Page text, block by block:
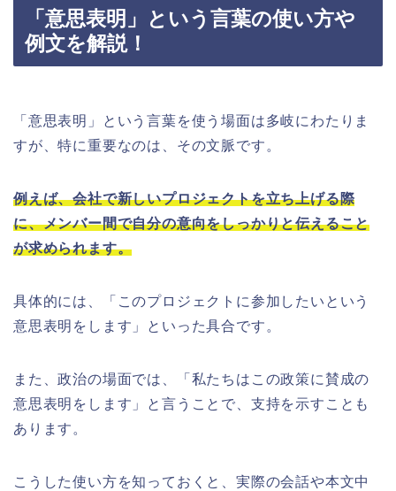
「意思表明」という言葉の使い方や
例文を解説！
「意思表明」という言葉を使う場面は多岐にわたりま
すが、特に重要なのは、その文脈です。
例えば、会社で新しいプロジェクトを立ち上げる際
に、メンバー間で自分の意向をしっかりと伝えること
が求められます。
具体的には、「このプロジェクトに参加したいという
意思表明をします」といった具合です。
また、政治の場面では、「私たちはこの政策に賛成の
意思表明をします」と言うことで、支持を示すことも
あります。
こうした使い方を知っておくと、実際の会話や本文中